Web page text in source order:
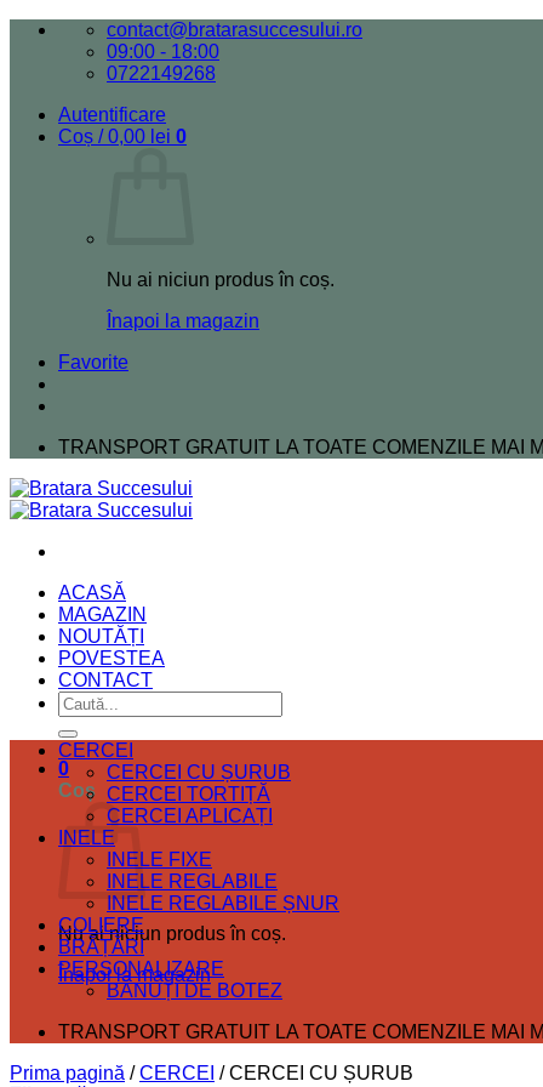
Skip
contact@bratarasuccesului.ro
09:00 - 18:00
0722149268
Autentificare
Coș /0,00 lei 0
Nu ai niciun produs în coș.
Înapoi la magazin
Favorite
TRANSPORT GRATUIT LA TOATE COMENZILE MAI
ACASĂ
MAGAZIN
NOUTĂȚI
POVESTEA
CONTACT
Caută
după:
0
Coș
Nu ai niciun produs în coș.
Înapoi la magazin
CERCEI
CERCEI CU ȘURUB
CERCEI TORTIȚĂ
CERCEI APLICAȚI
INELE
INELE FIXE
INELE REGLABILE
INELE REGLABILE ȘNUR
COLIERE
BRĂȚĂRI
PERSONALIZARE
BĂNUȚI DE BOTEZ
TRANSPORT GRATUIT LA TOATE COMENZILE MAI
Prima pagină / CERCEI /CERCEI CU ȘURUB